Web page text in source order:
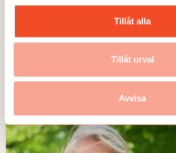
Tillåt alla
Tillåt urval
Avvisa
Var är vallöftena?
ÖNSKAN Mer arbetsmiljöfrågor i
Nilsson i sin ledare.